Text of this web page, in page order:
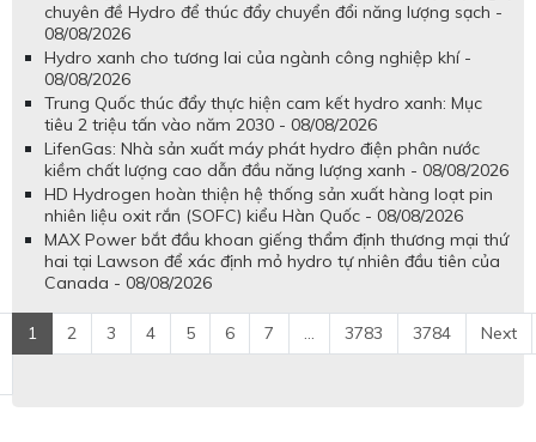
chuyên đề Hydro để thúc đẩy chuyển đổi năng lượng sạch -
08/08/2026
Hydro xanh cho tương lai của ngành công nghiệp khí -
08/08/2026
Trung Quốc thúc đẩy thực hiện cam kết hydro xanh: Mục
tiêu 2 triệu tấn vào năm 2030 - 08/08/2026
LifenGas: Nhà sản xuất máy phát hydro điện phân nước
kiềm chất lượng cao dẫn đầu năng lượng xanh - 08/08/2026
HD Hydrogen hoàn thiện hệ thống sản xuất hàng loạt pin
nhiên liệu oxit rắn (SOFC) kiểu Hàn Quốc - 08/08/2026
MAX Power bắt đầu khoan giếng thẩm định thương mại thứ
hai tại Lawson để xác định mỏ hydro tự nhiên đầu tiên của
Canada - 08/08/2026
1 2 3 4 5 6 7 ... 3783 3784 Next